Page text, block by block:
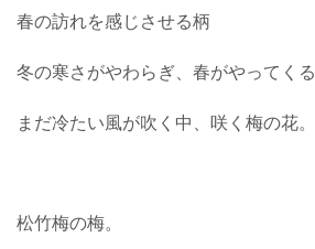
春の訪れを感じさせる柄
冬の寒さがやわらぎ、春がやってくる
まだ冷たい風が吹く中、咲く梅の花。
松竹梅の梅。